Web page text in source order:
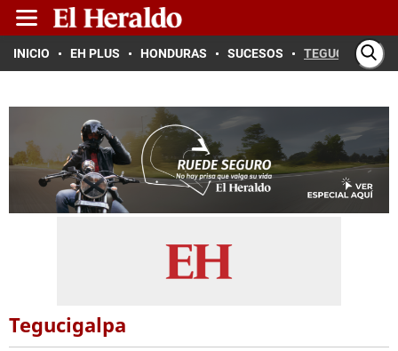
INICIO EH PLUS HONDURAS SUCESOS TEGUCIGALPA
Tegucigalpa